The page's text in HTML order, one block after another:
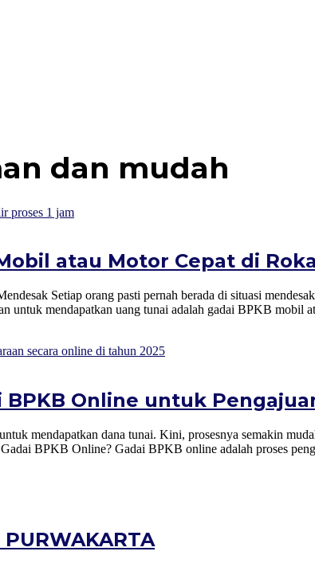
dan mudah
atau Motor Cepat di
Setiap orang pasti pernah berada di situasi
untuk mendapatkan uang tunai adalah gadai BPKB mobil
BPKB Online untuk
mendapatkan dana tunai. Kini, prosesnya semakin
BPKB Online? Gadai BPKB online adalah proses